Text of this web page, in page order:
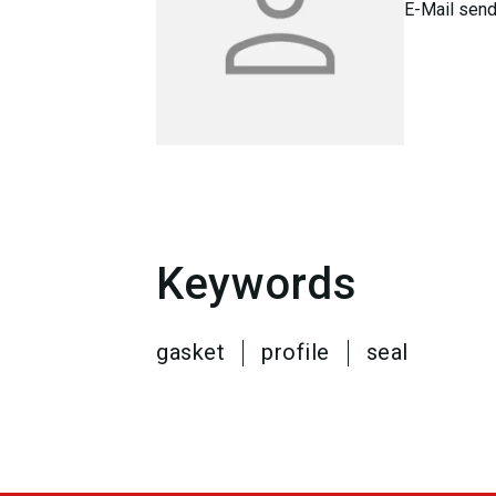
E-Mail
Keywords
gasket profile seal